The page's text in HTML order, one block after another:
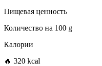
Пищевая ценность
Количество на 100 g
Калории
🔥 320 kcal